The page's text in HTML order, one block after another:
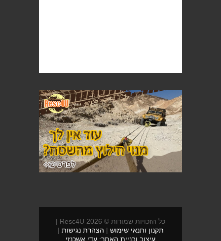
כל הזכויות שמורות © 2026 Resc4U |
תקנון ותנאי שימוש | הצהרת נגישות |
עיצוב ובניית האתר: עדי אשכנזי